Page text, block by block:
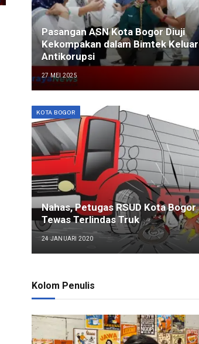
Pasangan ASN Kota Bogor Diuji
Kekompakan dalam Bimtek
Antikorupsi
27 MEI 2025
KOTA BOGOR
Nahas, Petugas RSUD Kota Bogor
Tewas Terlindas Truk
24 JANUARI 2020
Kolom Penulis